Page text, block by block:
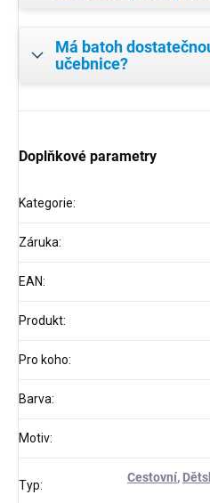
Má batoh
učebnice?
Doplňkové parametry
Kategorie:
Záruka:
EAN:
Produkt:
Pro koho:
Barva:
Motiv:
Typ:
Cestovní,